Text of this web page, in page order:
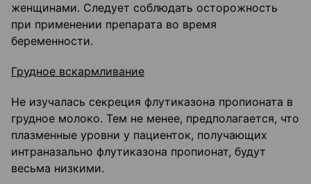
женщинами. Следует соблюдать осторожность
при применении препарата во время
беременности.
Грудное вскармливание
Не изучалась секреция флутиказона пропионата в
грудное молоко. Тем не менее, предполагается, что
плазменные уровни у пациенток, получающих
интраназально флутиказона пропионат, будут
весьма низкими.